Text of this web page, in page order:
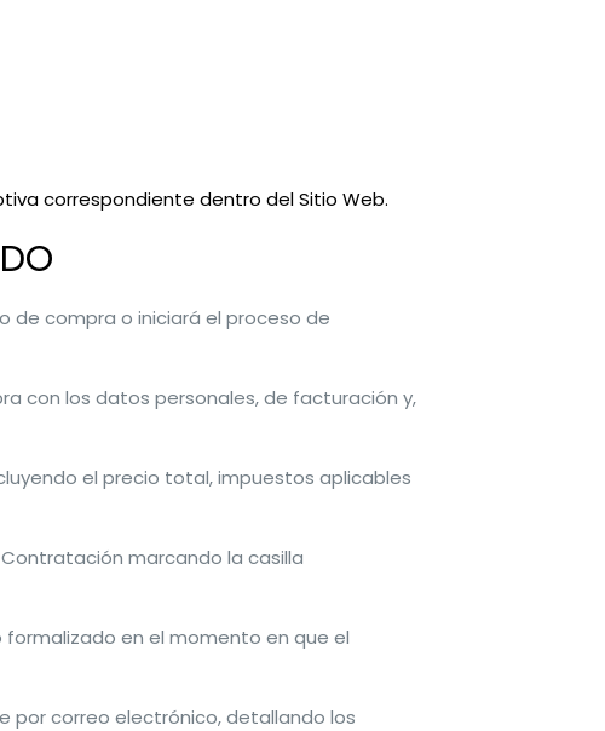
correspondiente dentro del Sitio Web.
de compra o iniciará el proceso de
con los datos personales, de facturación y,
el precio total, impuestos aplicables
marcando la casilla
en el momento en que el
por correo electrónico, detallando los